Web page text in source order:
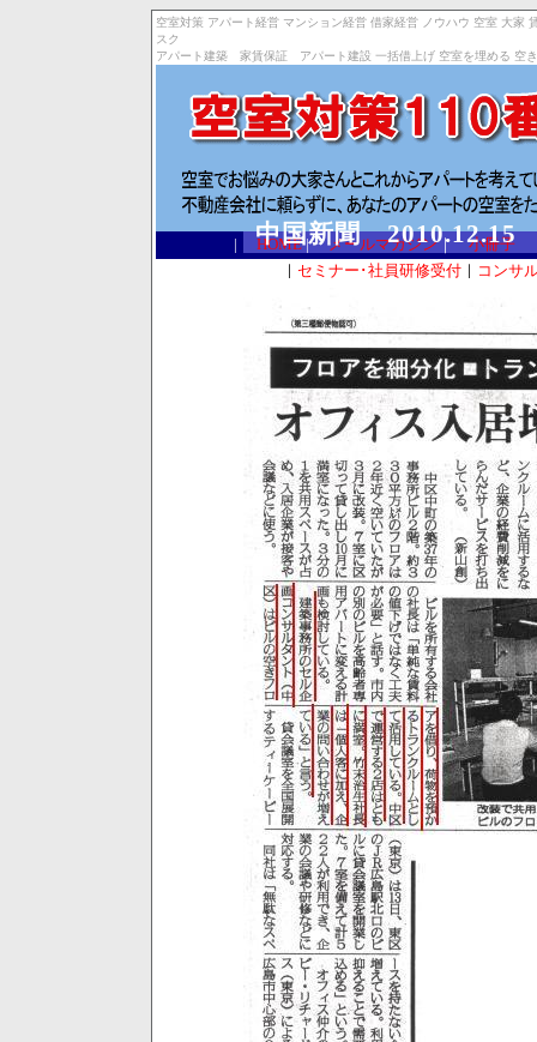
空室対策 アパート経営 マンション経営 借家経営 ノウハウ 空室 大
スク
アパート建築 家賃保証 アパート建設 一括借上げ 空室を埋める 空
HOME|メールマガジン｜小冊子
｜ セミナー･社員研修受付 ｜ コンサ
中国新聞 2010.12.15